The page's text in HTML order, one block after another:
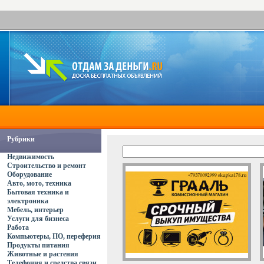
Рубрики
Недвижимость
Строительство и ремонт
Оборудование
Авто, мото, техника
Бытовая техника и
электроника
Мебель, интерьер
Услуги для бизнеса
Работа
Компьютеры, ПО, переферия
Продукты питания
Животные и растения